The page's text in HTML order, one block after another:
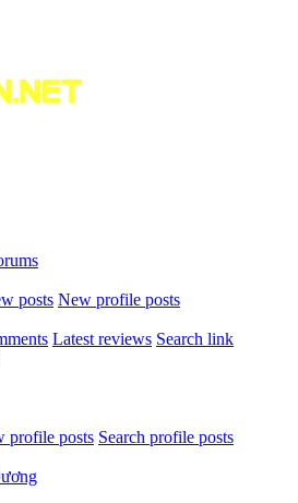
posts New profile posts
Latest reviews Search link
profile posts Search profile posts